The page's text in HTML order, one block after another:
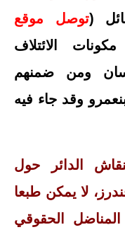
(توصل موقع
الائتلاف
ومن ضمنهم
وقد جاء فيه
الدائر حول
لا يمكن طبعا
الحقوقي